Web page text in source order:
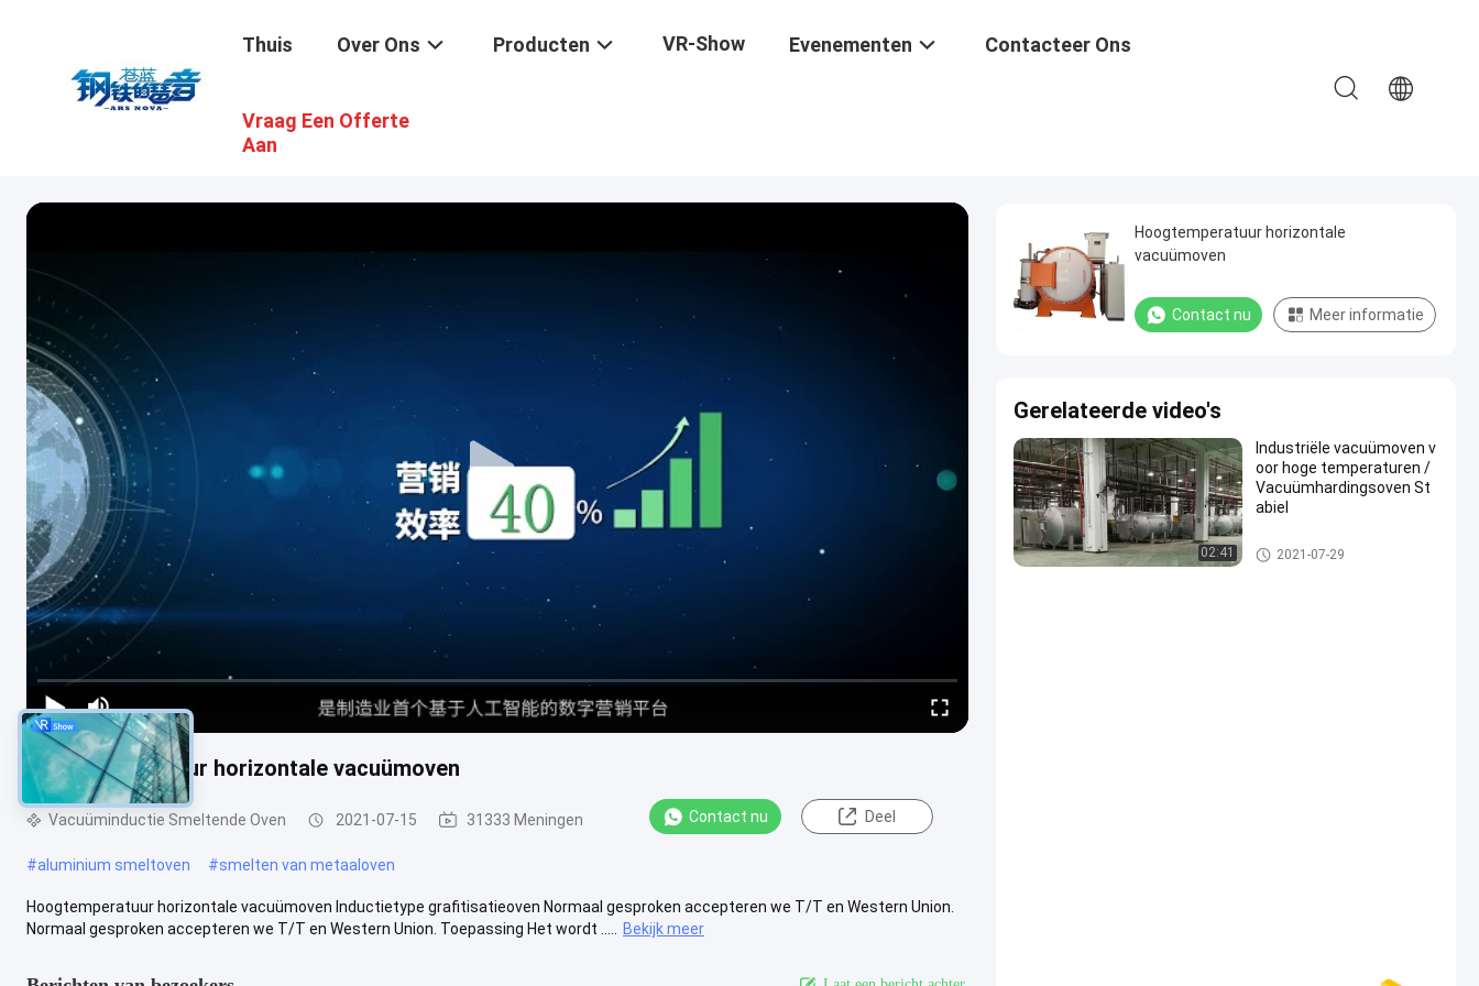
Thuis Over Ons Producten VR-Show Evenementen Contacteer Ons
Vraag Een Offerte
Aan
Hoogtemperatuur horizontale vacuümoven
Vacuüminductie Smeltende Oven 2021-07-15 31333 Meningen Contact nu Deel
#aluminium smeltoven #smelten van metaaloven
Hoogtemperatuur horizontale vacuümoven Inductietype grafitisatieoven Normaal gesproken accepteren we T/T en Western Union.
Normaal gesproken accepteren we T/T en Western Union. Toepassing Het wordt .....
Bekijk meer
Hoogtemperatuur horizontale
vacuümoven
Contact nu Meer informatie
Gerelateerde video's
02:41
Industriële vacuümoven v
oor hoge temperaturen /
Vacuümhardingsoven St
abiel
Vacuüminductie Smeltende O
ven
2021-07-29